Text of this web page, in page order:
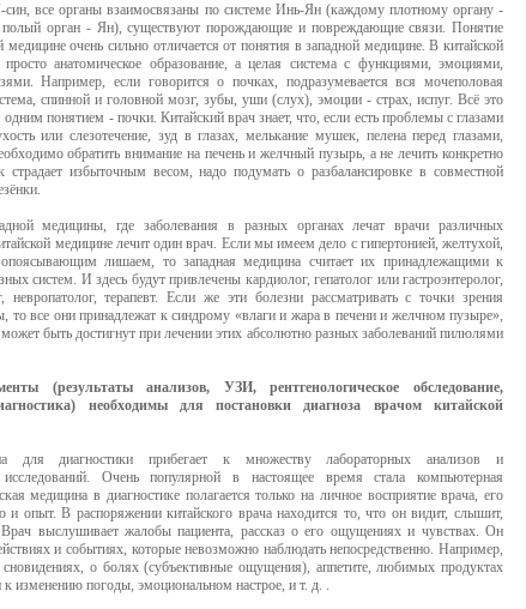
все органы взаимосвязаны по системе Инь-Ян (каждому плотному органу -
полый орган - Ян), существуют порождающие и повреждающие связи. Понятие
медицине очень сильно отличается от понятия в западной медицине. В китайской
анатомическое образование, а целая система с функциями, эмоциями,
Например, если говорится о почках, подразумевается вся мочеполовая
спинной и головной мозг, зубы, уши (слух), эмоции - страх, испуг. Всё это
одним понятием - почки. Китайский врач знает, что, если есть проблемы с глазами
или слезотечение, зуд в глазах, мелькание мушек, пелена перед глазами,
обратить внимание на печень и желчный пузырь, а не лечить конкретно
страдает избыточным весом, надо подумать о разбалансировке в совместной
медицины, где заболевания в разных органах лечат врачи различных
медицине лечит один врач. Если мы имеем дело с гипертонией, желтухой,
лишаем, то западная медицина считает их принадлежащими к
систем. И здесь будут привлечены кардиолог, гепатолог или гастроэнтеролог,
невропатолог, терапевт. Если же эти болезни рассматривать с точки зрения
то все они принадлежат к синдрому «влаги и жара в печени и желчном пузыре»,
быть достигнут при лечении этих абсолютно разных заболеваний пилюлями
(результаты анализов, УЗИ, рентгенологическое обследование,
необходимы для постановки диагноза врачом китайской
для диагностики прибегает к множеству лабораторных анализов и
исследований. Очень популярной в настоящее время стала компьютерная
медицина в диагностике полагается только на личное восприятие врача, его
и опыт. В распоряжении китайского врача находится то, что он видит, слышит,
Врач выслушивает жалобы пациента, рассказ о его ощущениях и чувствах. Он
и событиях, которые невозможно наблюдать непосредственно. Например,
о болях (субъективные ощущения), аппетите, любимых продуктах
изменению погоды, эмоциональном настрое, и т. д. .